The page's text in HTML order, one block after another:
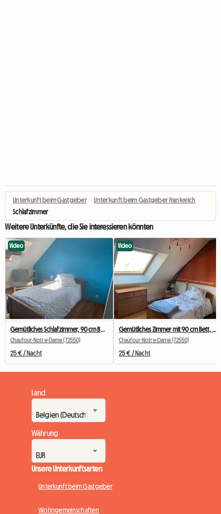
Unterkunft beim Gastgeber › Unterkunft beim Gastgeber Frankreich ›
Schlafzimmer
Weitere Unterkünfte, die Sie interessieren könnten
Video
Gemütliches Schlafzimmer, 90 cm Bett, 6 km von der Universität Le Mans entfernt
Chaufour-Notre-Dame (72550)
25 € / Nacht
Video
Chaufour-Notre-Dame (72550)
25 € / Nacht
Land
Währung
Unsere Unterkunftsarten
Unterkunft beim Gastgeber
Wohngemeinschaften